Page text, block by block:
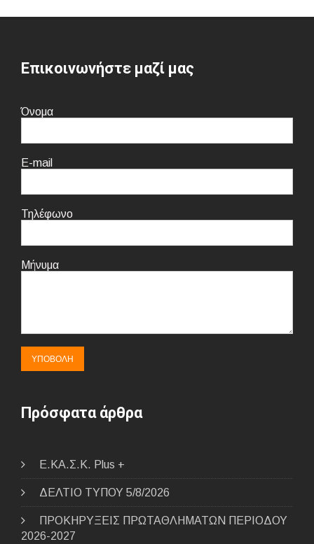
Επικοινωνήστε μαζί μας
Όνομα
E-mail
Τηλέφωνο
Μήνυμα
Πρόσφατα άρθρα
E.ΚΑ.Σ.Κ. Plus +
ΔΕΛΤΙΟ ΤΥΠΟΥ 5/8/2026
ΠΡΟΚΗΡΥΞΕΙΣ ΠΡΩΤΑΘΛΗΜΑΤΩΝ ΠΕΡΙΟΔΟΥ
2026-2027